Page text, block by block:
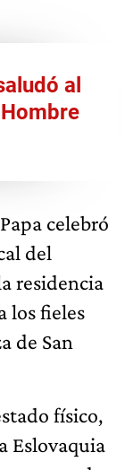
al
celebró
del
residencia
los fieles
de San
físico,
Eslovaquia